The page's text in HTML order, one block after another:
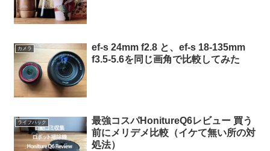
カメラ
ef-s 24mm f2.8 と、ef-s 18-135mm
f3.5-5.6を同じ画角で比較してみた
ライフハック
最強コスパHonitureQ6レビュー 買う
前にメリデメ比較（イケて無い所の対
処法）